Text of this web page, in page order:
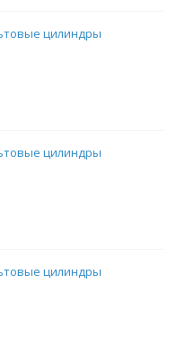
цилиндры
цилиндры
цилиндры